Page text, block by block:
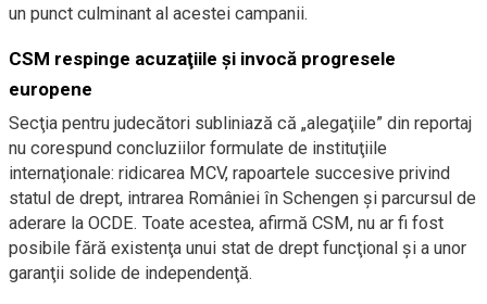
un punct culminant al acestei campanii.
CSM respinge acuzaţiile şi invocă progresele
europene
Secţia pentru judecători subliniază că „alegaţiile” din reportaj
nu corespund concluziilor formulate de instituţiile
internaţionale: ridicarea MCV, rapoartele succesive privind
statul de drept, intrarea României în Schengen şi parcursul de
aderare la OCDE. Toate acestea, afirmă CSM, nu ar fi fost
posibile fără existenţa unui stat de drept funcţional şi a unor
garanţii solide de independenţă.